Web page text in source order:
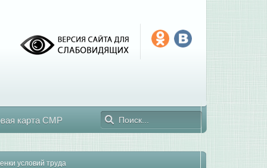
карта СМР
условий труда